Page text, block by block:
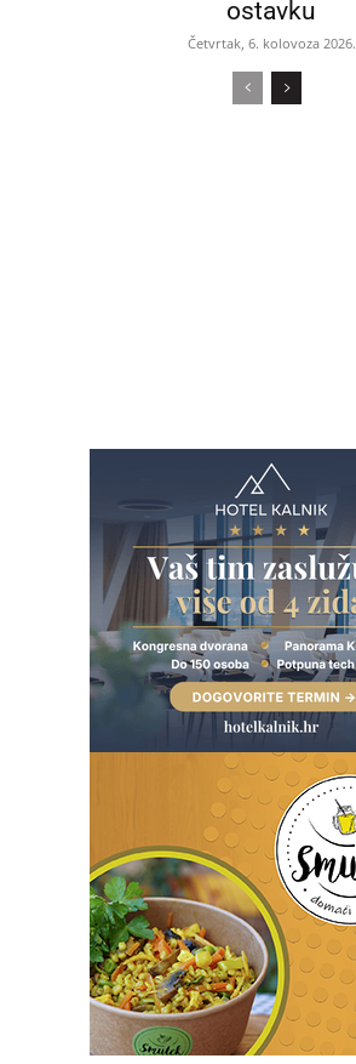
ostavku
Četvrtak, 6. kolovoza 2026.